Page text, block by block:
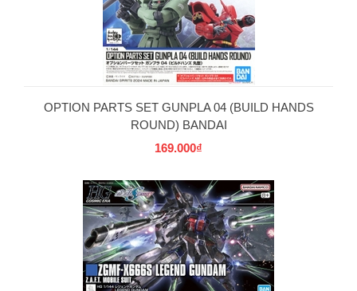
OPTION PARTS SET GUNPLA 04 (BUILD HANDS
ROUND) BANDAI
169.000₫